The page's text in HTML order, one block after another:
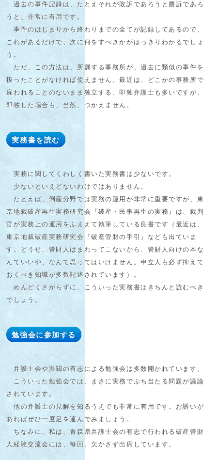
過去の事件記録は、たとえそれが敗訴であろうと勝訴であろ
うと、非常に有用です。
事件のはじまりから終わりまでの全てが記録してあるので、
これがあるだけで、次に何をすべきかがはっきりわかるでしょ
う。
ただ、この方法は、所属する事務所が、過去に類似の事件を
扱ったことがなければ使えません。最近は、どこかの事務所で
雇われることのないまま独立する、即独弁護士も多いですが、
即独した場合も、当然、つかえません。
実務書を読む
実務に関してくわしく書いた実務書は少ないです。
少ないといえどないわけではありません。
たとえば、倒産分野では実務の運用が非常に重要ですが、東
京地裁破産再生実務研究会『破産・民事再生の実務』は、裁判
官が実務上の運用をふまえて執筆している良書です（最近は、
東京地裁破産実務研究会『破産管財の手引』なども出ていま
す。どうせ、管財人はまわってこないから、管財人向けの本な
んていいや、なんて思ってはいけません。申立人も必ず抑えて
おくべき知識が多数記述されています）。
めんどくさがらずに、こういった実務書はきちんと読むべき
でしょう。
勉強会に参加する
弁護士会や派閥の有志による勉強会は多数開かれています。
こういった勉強会では、まさに実務でぶち当たる問題が議論
されています。
他の弁護士の見解を知るうえでも非常に有用です。お誘いが
あればぜひ一度足を運んでみましょう。
ちなみに、私は、青森県弁護士会の有志で行われる破産管財
人経験交流会には、毎回、欠かさず出席しています。